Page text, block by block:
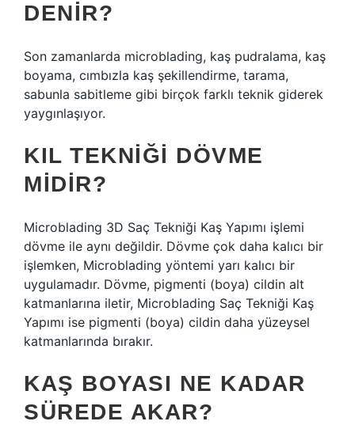
DENIR?
Son zamanlarda microblading, kaş pudralama, kaş
boyama, cımbızla kaş şekillendirme, tarama,
sabunla sabitleme gibi birçok farklı teknik giderek
yaygınlaşıyor.
KIL TEKNIĞI DÖVME
MIDIR?
Microblading 3D Saç Tekniği Kaş Yapımı işlemi
dövme ile aynı değildir. Dövme çok daha kalıcı bir
işlemken, Microblading yöntemi yarı kalıcı bir
uygulamadır. Dövme, pigmenti (boya) cildin alt
katmanlarına iletir, Microblading Saç Tekniği Kaş
Yapımı ise pigmenti (boya) cildin daha yüzeysel
katmanlarında bırakır.
KAŞ BOYASI NE KADAR
SÜREDE AKAR?